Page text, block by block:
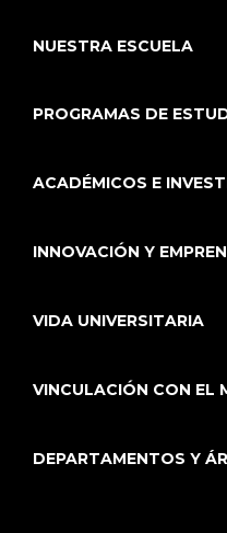
NUESTRA ESCUELA
PROGRAMAS DE
ACADÉMICOS E
INNOVACIÓN Y
VIDA UNIVERSITARIA
VINCULACIÓN CON EL
DEPARTAMENTOS Y